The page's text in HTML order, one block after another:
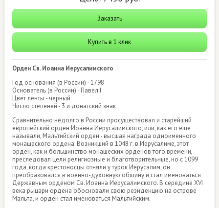
Заказать
Купить в 1 клик
Орден Св. Иоанна Иерусалимского
Год основания (в России) - 1798
Основатель (в России) - Павел I
Цвет ленты - черный
Число степеней - 3 и донатский знак
Сравнительно недолго в России просуществовал и старейший
европейский орден Иоанна Иерусалимского, или, как его еще
называли, Мальтийский орден - высшая награда одноименного
монашеского ордена. Возникший в 1048 г. в Иерусалиме, этот
орден, как и большинство монашеских орденов того времени,
преследовал цели религиозные и благотворительные, но с 1099
года, когда крестоносцы отняли у турок Иерусалим, он
преобразовался в военно-духовную общину и стал именоваться
Державным орденом Св. Иоанна Иерусалимского. В середине XVI
века рыцари ордена обосновали свою резиденцию на острове
Мальта, и орден стал именоваться Мальтийским.